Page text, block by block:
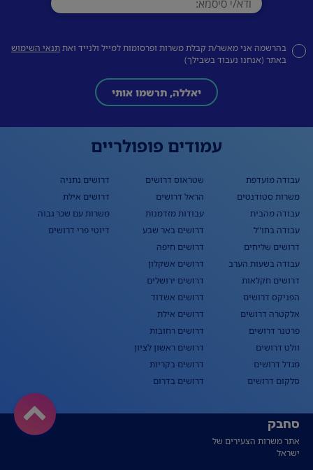
בהרשמה אני מאשר/ת קבלת משרות ופרסומות למייל ולנייד ואתתנאי השימוש
באתר (אנחנו נעבוד בשבילך)
יאללה, תרשמו אותי
עמודים פופולריים
עבודה מועדפת
משרות סטודנטים
עבודה מהבית
עבודה בחו"ל
דרושים שליחים
עבודה בשעות הערב
דרושים חקלאות
הפניקס דרושים
אלקטרה דרושים
פרטנר דרושים
וולט דרושים
מגדל דרושים
סלקום דרושים
שטראוס דרושים
הראל דרושים
עבודות מזדמנות
דרושים באר שבע
דרושים חיפה
דרושים אשקלון
דרושים ירושלים
דרושים אשדוד
דרושים אילת
דרושים רחובות
דרושים ראשון לציון
דרושים בקריות
דרושים בדרום
דרושים נתניה
דרושים אילת
משרות עם שכר גבוה
דיוטי פרי דרושים
סחבק
אתר משרות הצעירים של
ישראל